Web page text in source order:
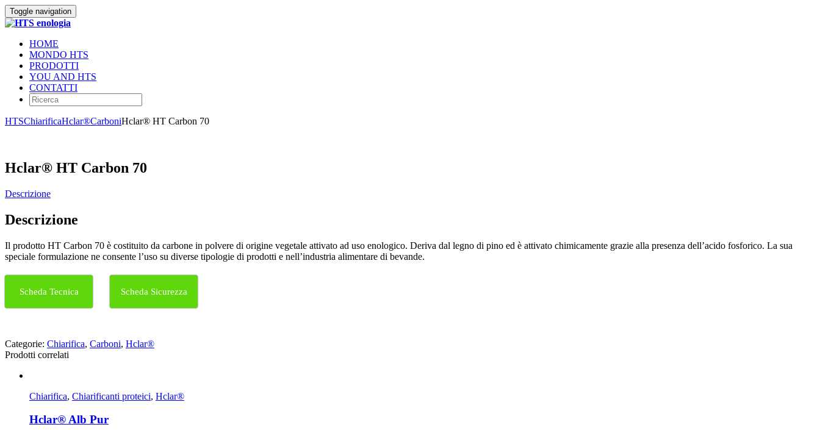
Toggle navigation
HOME
MONDO HTS
PRODOTTI
YOU AND HTS
CONTATTI
HTSChiarificaHclar®CarboniHclar® HT Carbon 70
Hclar® HT Carbon 70
Descrizione
Descrizione
Il prodotto HT Carbon 70 è costituito da carbone in polvere di origine vegetale attivato ad uso enologico. Deriva dal legno di pino ed è attivato chimicamente grazie alla presenza dell’acido fosforico. La sua
speciale formulazione ne consente l’uso su diverse tipologie di prodotti e nell’industria alimentare di bevande.
Scheda Tecnica Scheda Sicurezza
Categorie: Chiarifica, Carboni, Hclar®
Prodotti correlati
Chiarifica, Chiarificanti proteici, Hclar®
Hclar® Alb Pur